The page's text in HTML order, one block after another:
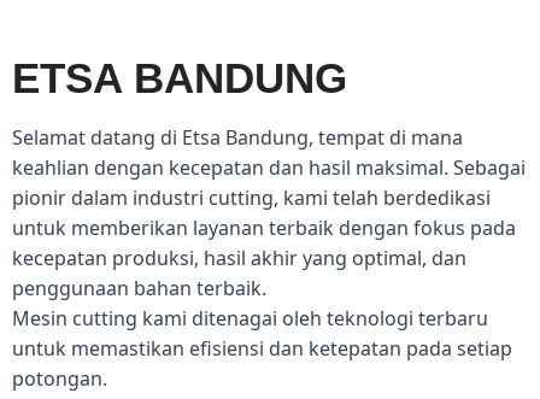
ETSA BANDUNG
Selamat datang di Etsa Bandung, tempat di mana
keahlian dengan kecepatan dan hasil maksimal. Sebagai
pionir dalam industri cutting, kami telah berdedikasi
untuk memberikan layanan terbaik dengan fokus pada
kecepatan produksi, hasil akhir yang optimal, dan
penggunaan bahan terbaik.
Mesin cutting kami ditenagai oleh teknologi terbaru
untuk memastikan efisiensi dan ketepatan pada setiap
potongan.